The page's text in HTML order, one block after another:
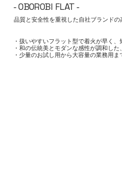
- OBOROBI FLAT -
品質と安全性を重視した自社ブランド
・扱いやすいフラット型で着火が早く
・和の伝統美とモダンな感性が調和し
・少量のお試し用から大容量の業務用